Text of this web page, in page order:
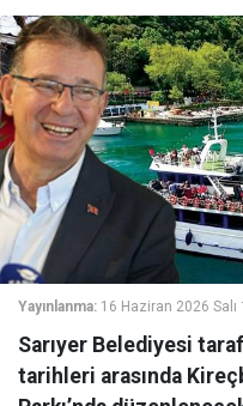
Yayınlanma: 16 Haziran 2026 Salı
Sarıyer Belediyesi
tarihleri arasında